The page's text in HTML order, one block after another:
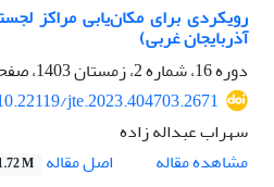
رویکردی برای مکان‌یابی مراکز
آذربایجان غربی)
دوره 16، شماره 2، زمستان 1403، صفحه
jte.2023.404703.2671
سهراب عبداله زاده
مشاهده مقاله
اصل مقاله M